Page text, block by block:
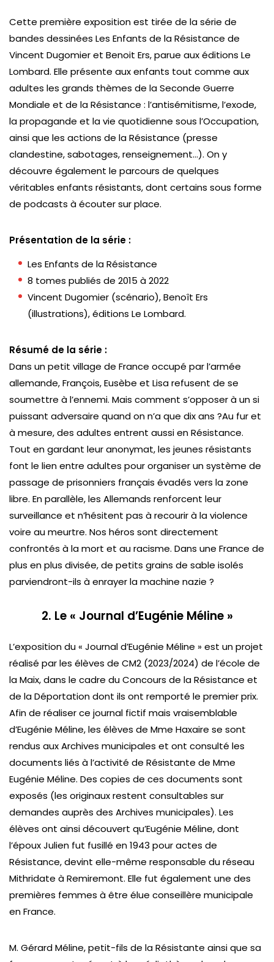
Cette première exposition est tirée de la série de
bandes dessinées Les Enfants de la Résistance de
Vincent Dugomier et Benoit Ers, parue aux éditions Le
Lombard. Elle présente aux enfants tout comme aux
adultes les grands thèmes de la Seconde Guerre
Mondiale et de la Résistance : l’antisémitisme, l’exode,
la propagande et la vie quotidienne sous l’Occupation,
ainsi que les actions de la Résistance (presse
clandestine, sabotages, renseignement…). On y
découvre également le parcours de quelques
véritables enfants résistants, dont certains sous forme
de podcasts à écouter sur place.
Présentation de la série :
Les Enfants de la Résistance
8 tomes publiés de 2015 à 2022
Vincent Dugomier (scénario), Benoît Ers
(illustrations), éditions Le Lombard.
Résumé de la série :
Dans un petit village de France occupé par l’armée
allemande, François, Eusèbe et Lisa refusent de se
soumettre à l’ennemi. Mais comment s’opposer à un si
puissant adversaire quand on n’a que dix ans ?Au fur et
à mesure, des adultes entrent aussi en Résistance.
Tout en gardant leur anonymat, les jeunes résistants
font le lien entre adultes pour organiser un système de
passage de prisonniers français évadés vers la zone
libre. En parallèle, les Allemands renforcent leur
surveillance et n’hésitent pas à recourir à la violence
voire au meurtre. Nos héros sont directement
confrontés à la mort et au racisme. Dans une France de
plus en plus divisée, de petits grains de sable isolés
parviendront-ils à enrayer la machine nazie ?
2. Le « Journal d’Eugénie Méline »
L’exposition du « Journal d’Eugénie Méline » est un projet
réalisé par les élèves de CM2 (2023/2024) de l’école de
la Maix, dans le cadre du Concours de la Résistance et
de la Déportation dont ils ont remporté le premier prix.
Afin de réaliser ce journal fictif mais vraisemblable
d’Eugénie Méline, les élèves de Mme Haxaire se sont
rendus aux Archives municipales et ont consulté les
documents liés à l’activité de Résistante de Mme
Eugénie Méline. Des copies de ces documents sont
exposés (les originaux restent consultables sur
demandes auprès des Archives municipales). Les
élèves ont ainsi découvert qu’Eugénie Méline, dont
l’époux Julien fut fusillé en 1943 pour actes de
Résistance, devint elle-même responsable du réseau
Mithridate à Remiremont. Elle fut également une des
premières femmes à être élue conseillère municipale
en France.
M. Gérard Méline, petit-fils de la Résistante ainsi que sa